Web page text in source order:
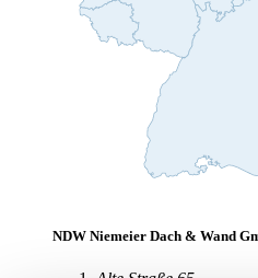
Bannewitz